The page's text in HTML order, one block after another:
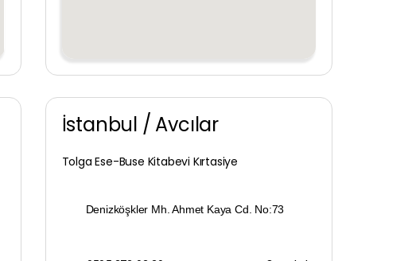
İstanbul / Avcılar
Tolga Ese-Buse Kitabevi Kırtasiye
Denizköşkler Mh. Ahmet Kaya Cd. No:73